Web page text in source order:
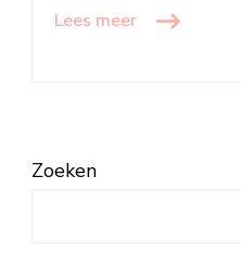
Lees meer
Zoeken